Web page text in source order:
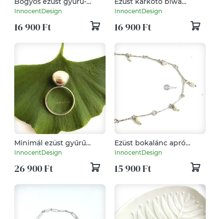
minimalista -
természetes 54-es
InnocentDesign
16 900 Ft
gyönggyel és
szivecskével
InnocentDesign
16 900 Ft
Minimál ezüst gyűrű
tenyésztett mabe
InnocentDesign
26 900 Ft
Ezüst bokalánc apró
tenyésztett gyöngyökkel
InnocentDesign
15 900 Ft